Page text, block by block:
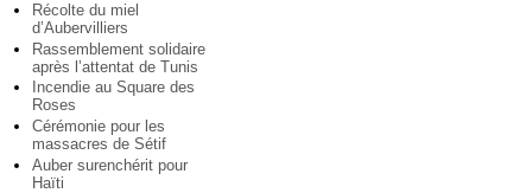
Récolte du miel
d’Aubervilliers
Rassemblement solidaire
après l’attentat de Tunis
Incendie au Square des
Roses
Cérémonie pour les
massacres de Sétif
Auber surenchérit pour
Haïti